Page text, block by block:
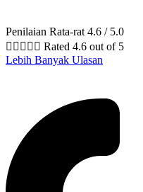
Penilaian Rata-rat 4.6 / 5.0
     Rated 4.6 out of 5
Lebih Banyak Ulasan